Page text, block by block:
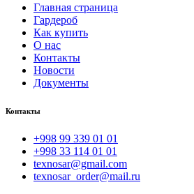
Главная страница
Гардероб
Как купить
О нас
Контакты
Новости
Документы
Контакты
+998 99 339 01 01
+998 33 114 01 01
texnosar@gmail.com
texnosar_order@mail.ru